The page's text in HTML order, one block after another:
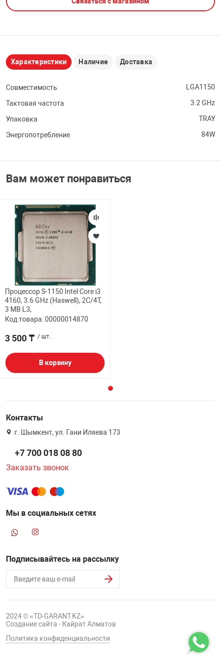
CARD RIDER
НАБОР ДЛЯ
Характеристики Наличие Доставка
Совместимость LGA1150
Тактовая частота 3.2 GHz
Упаковка TRAY
Энергопотребление 84W
Вам может понравиться
Процессор S-1150 Intel Core i3
4160, 3.6 GHz (Haswell), 2C/4T,
3 MB L3,
Код товара: 00000014870
3 500 ₸ / шт.
В корзину
Контакты
г. Шымкент, ул. Гани Иляева 173
+7 700 018 08 80
Заказать звонок
Мы в социальных сетях
Подписывайтесь на рассылку
2024 © «TD-GARANT.KZ»
Создание сайта - Кайрат Алматов
Политика конфиденциальности